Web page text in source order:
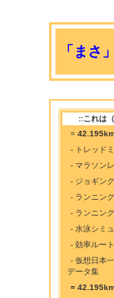
「まさ
::これは
=
- トレッド
- マラソン
- ジョギン
- ランニン
- ランニン
- 水泳シミ
- 効率ルー
- 仮想日本
データ集
=